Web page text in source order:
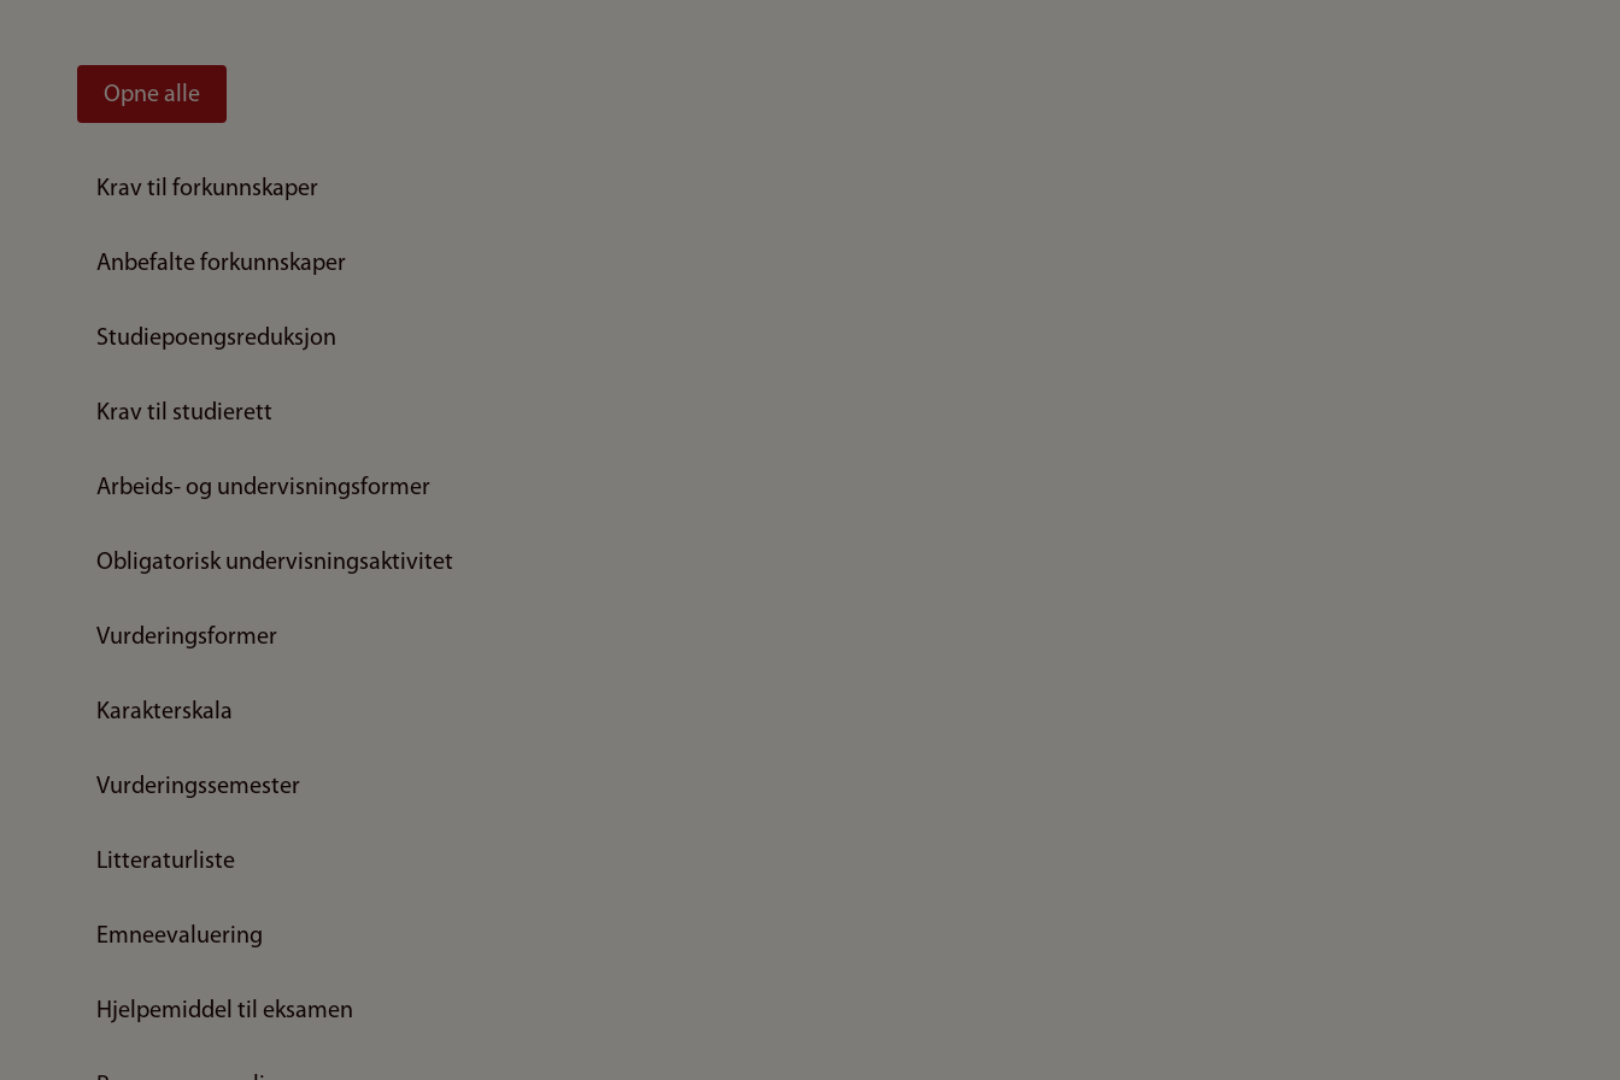
Opne alle
Krav til forkunnskaper
Anbefalte forkunnskaper
Studiepoengsreduksjon
Krav til studierett
Arbeids- og undervisningsformer
Obligatorisk undervisningsaktivitet
Vurderingsformer
Karakterskala
Vurderingssemester
Litteraturliste
Emneevaluering
Hjelpemiddel til eksamen